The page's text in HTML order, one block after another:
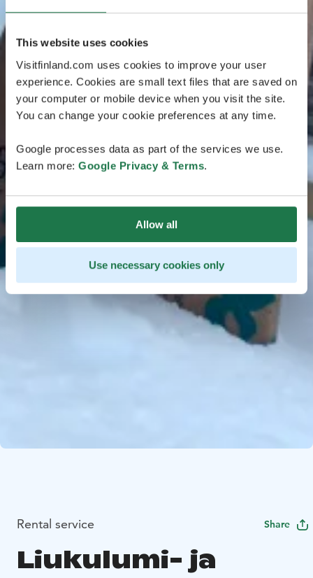
This website uses cookies
Visitfinland.com uses cookies to improve your user
experience. Cookies are small text files that are saved on
your computer or mobile device when you visit the site.
You can change your cookie preferences at any time.
Google processes data as part of the services we use.
Learn more: Google Privacy & Terms.
Allow all
Use necessary cookies only
Rental service Share
Liukulumi- ja